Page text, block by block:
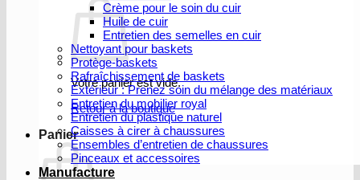
Votre panier est vide.
Retour à la boutique
Panier
Crème pour le soin du cuir
Huile de cuir
Entretien des semelles en cuir
Nettoyant pour baskets
Protège-baskets
Rafraîchissement de baskets
Extérieur : Prenez soin du mélange des matériaux
Entretien du mobilier royal
Entretien du plastique naturel
Caisses à cirer à chaussures
Ensembles d’entretien de chaussures
Pinceaux et accessoires
Manufacture